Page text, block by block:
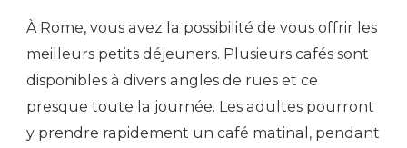
À Rome, vous avez la possibilité de vous offrir les
meilleurs petits déjeuners. Plusieurs cafés sont
disponibles à divers angles de rues et ce
presque toute la journée. Les adultes pourront
y prendre rapidement un café matinal, pendant